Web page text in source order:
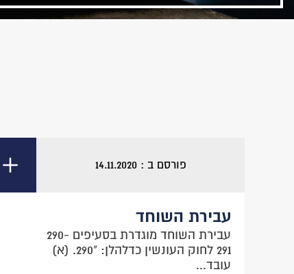
פורסם ב : 14.11.2020
עבירת השוחד
עבירת השוחד מוגדרת בסעיפים 290-
291 לחוק העונשין כדלהלן: "290. (א)
עובד...